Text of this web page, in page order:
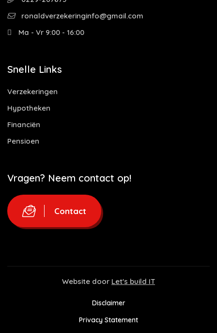
ronaldverzekeringinfo@gmail.com
Ma - Vr 9:00 - 16:00
Snelle Links
Verzekeringen
Hypotheken
Financiën
Pensioen
Vragen? Neem contact op!
Contact
Website door Let's build IT
Disclaimer
Privacy Statement